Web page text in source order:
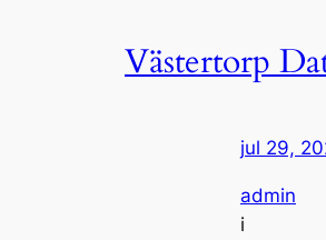
Västertorp
jul 29,
admin
i